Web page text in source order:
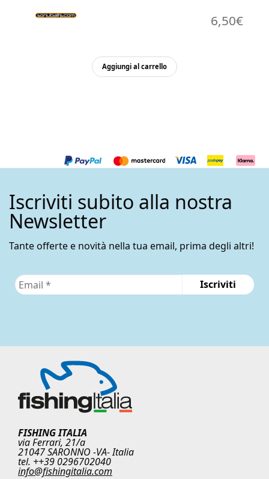
6,50€
Aggiungi al carrello
Iscriviti subito alla nostra
Newsletter
Tante offerte e novità nella tua email, prima degli altri!
FISHING ITALIA
via Ferrari, 21/a
21047 SARONNO -VA- Italia
tel. ++39 0296702040
info@fishingitalia.com